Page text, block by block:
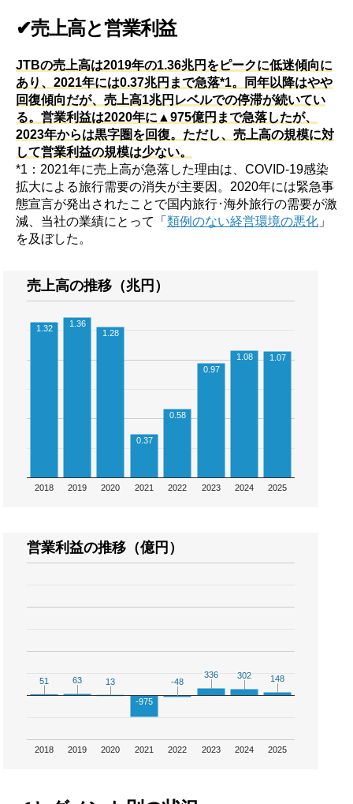
✔売上高と営業利益
JTBの売上高は2019年の1.36兆円をピークに低迷傾向に
あり、2021年には0.37兆円まで急落*1。同年以降はやや
回復傾向だが、売上高1兆円レベルでの停滞が続いてい
る。営業利益は2020年に▲975億円まで急落したが、
2023年からは黒字圏を回復。ただし、売上高の規模に対
して営業利益の規模は少ない。
*1：2021年に売上高が急落した理由は、COVID-19感染
拡大による旅行需要の消失が主要因。2020年には緊急事
態宣言が発出されたことで国内旅行･海外旅行の需要が激
減、当社の業績にとって「類例のない経営環境の悪化 」
を及ぼした。
売上高の推移（兆円）
2018 2019 2020 2021 2022 2023 2024 2025
1.32
1.36
1.28
0.37
0.58
0.97
1.08 1.07
営業利益の推移（億円）
2018 2019 2020 2021 2022 2023 2024 2025
51
51 63
63 13
13
-975
-48
-48
336
336 302
302 148
148